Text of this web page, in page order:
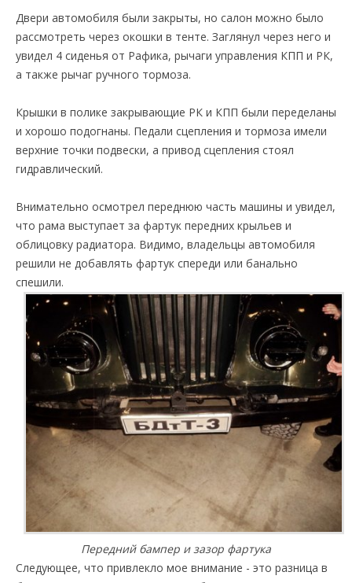
Двери автомобиля были закрыты, но салон можно было
рассмотреть через окошки в тенте. Заглянул через него и
увидел 4 сиденья от Рафика, рычаги управления КПП и РК,
а также рычаг ручного тормоза.
Крышки в полике закрывающие РК и КПП были переделаны
и хорошо подогнаны. Педали сцепления и тормоза имели
верхние точки подвески, а привод сцепления стоял
гидравлический.
Внимательно осмотрел переднюю часть машины и увидел,
что рама выступает за фартук передних крыльев и
облицовку радиатора. Видимо, владельцы автомобиля
решили не добавлять фартук спереди или банально
спешили.
Передний бампер и зазор фартука
Следующее, что привлекло мое внимание - это разница в